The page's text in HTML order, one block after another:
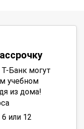
Банк могут
учебном
из дома!
или 12